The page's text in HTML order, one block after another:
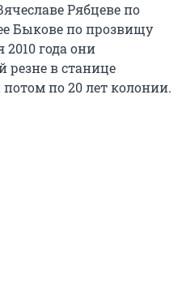
Рябцеве по
Быкове по прозвищу
года они
резне в станице
по 20 лет колонии.